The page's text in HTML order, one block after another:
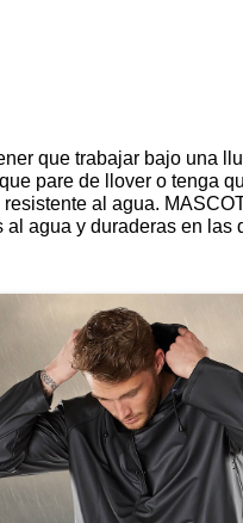
que trabajar bajo una
pare de llover o tenga
al agua.
agua y duraderas en las